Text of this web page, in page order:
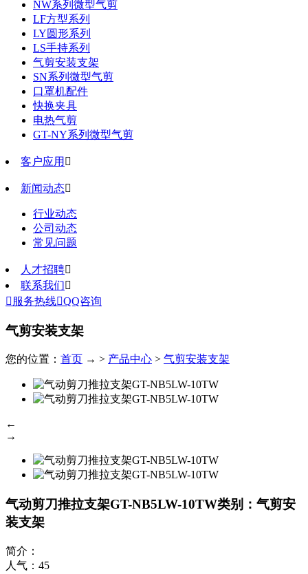
NW系列微型气剪
LF方型系列
LY圆形系列
LS手持系列
气剪安装支架
SN系列微型气剪
口罩机配件
快换夹具
电热气剪
GT-NY系列微型气剪
客户应用 
新闻动态
行业动态
公司动态
常见问题
人才招聘
联系我们
 服务热线QQ咨询
气剪安装支架
您的位置： 首页 → > 产品中心 > 气剪安装支架
←
→
气动剪刀推拉支架GT-NB5LW-10TW类别：气剪安
装支架
简介：
人气： 45